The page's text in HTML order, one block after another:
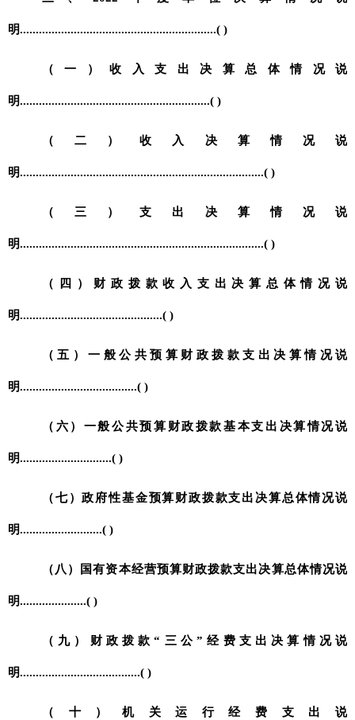
明..............................................................( )
（一）收入支出决算总体情况说
明............................................................( )
（二）收入决算情况说
明.............................................................................( )
（三）支出决算情况说
明.............................................................................( )
（四）财政拨款收入支出决算总体情况说
明.............................................( )
（五）一般公共预算财政拨款支出决算情况说
明.....................................( )
（六）一般公共预算财政拨款基本支出决算情况说
明.............................( )
（七）政府性基金预算财政拨款支出决算总体情况说
明..........................( )
（八）国有资本经营预算财政拨款支出决算总体情况说
明.....................( )
（九）财政拨款“三公”经费支出决算情况说
明......................................( )
（十）机关运行经费支出说